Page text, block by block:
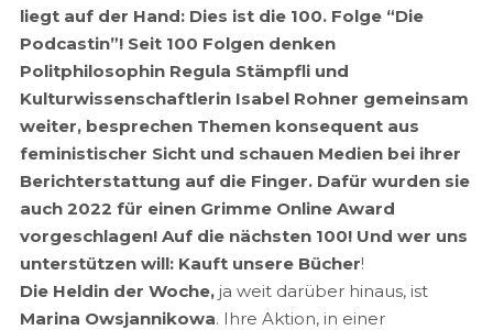
liegt auf der Hand: Dies ist die 100. Folge “Die
Podcastin”! Seit 100 Folgen denken
Politphilosophin Regula Stämpfli und
Kulturwissenschaftlerin Isabel Rohner gemeinsam
weiter, besprechen Themen konsequent aus
feministischer Sicht und schauen Medien bei ihrer
Berichterstattung auf die Finger. Dafür wurden sie
auch 2022 für einen Grimme Online Award
vorgeschlagen! Auf die nächsten 100! Und wer uns
unterstützen will: Kauft unsere Bücher!
Die Heldin der Woche,ja weit darüber hinaus, ist
Marina Owsjannikowa. Ihre Aktion, in einer